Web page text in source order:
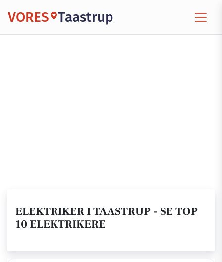
VORES Taastrup
ELEKTRIKER I TAASTRUP - SE TOP
10 ELEKTRIKERE